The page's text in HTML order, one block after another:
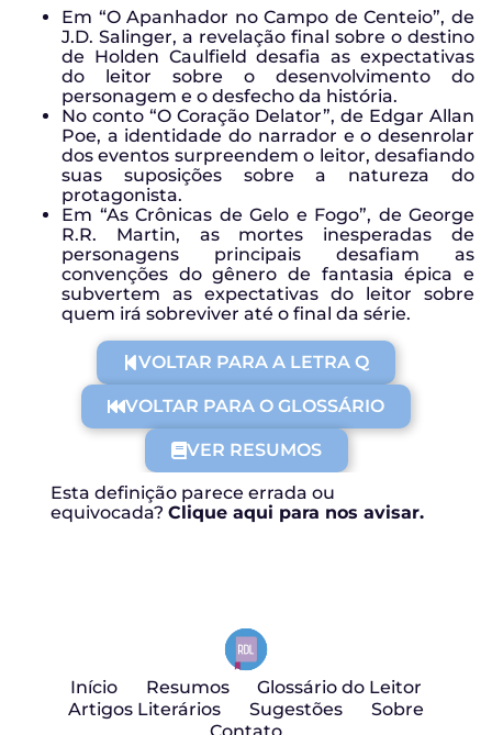
Em “O Apanhador no Campo de Centeio”, de
J.D. Salinger, a revelação final sobre o destino
de Holden Caulfield desafia as expectativas
do leitor sobre o desenvolvimento do
personagem e o desfecho da história.
No conto “O Coração Delator”, de Edgar Allan
Poe, a identidade do narrador e o desenrolar
dos eventos surpreendem o leitor, desafiando
suas suposições sobre a natureza do
protagonista.
Em “As Crônicas de Gelo e Fogo”, de George
R.R. Martin, as mortes inesperadas de
personagens principais desafiam as
convenções do gênero de fantasia épica e
subvertem as expectativas do leitor sobre
quem irá sobreviver até o final da série.
VOLTAR PARA A LETRA Q
VOLTAR PARA O GLOSSÁRIO
VER RESUMOS
Esta definição parece errada ou
equivocada? Clique aqui para nos avisar.
Início Resumos
Glossário do Leitor
Artigos Literários
Sugestões
Sobre